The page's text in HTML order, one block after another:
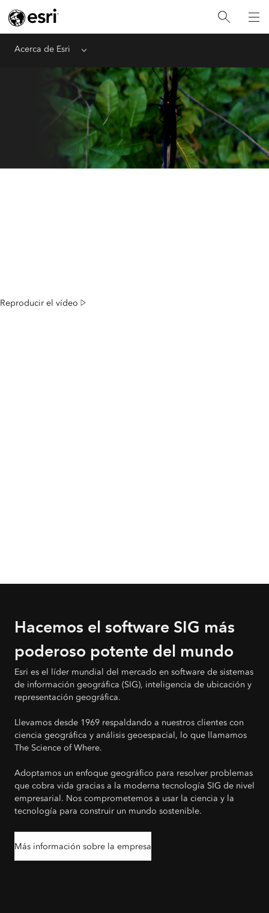
Acerca de Esri Menu
Reproducir el vídeo
Hacemos el software SIG más
poderoso potente del mundo
Esri es el líder mundial del mercado en software de sistemas
de información geográfica (SIG), inteligencia de ubicación y
representación geográfica.
Llevamos desde 1969 respaldando a nuestros clientes con
ciencia geográfica y análisis geoespacial, lo que llamamos
The Science of Where.
Adoptamos un enfoque geográfico para resolver problemas
que cobra vida gracias a la moderna tecnología SIG de nivel
empresarial. Nos comprometemos a usar la ciencia y la
tecnología para construir un mundo sostenible.
Más información sobre la empresa